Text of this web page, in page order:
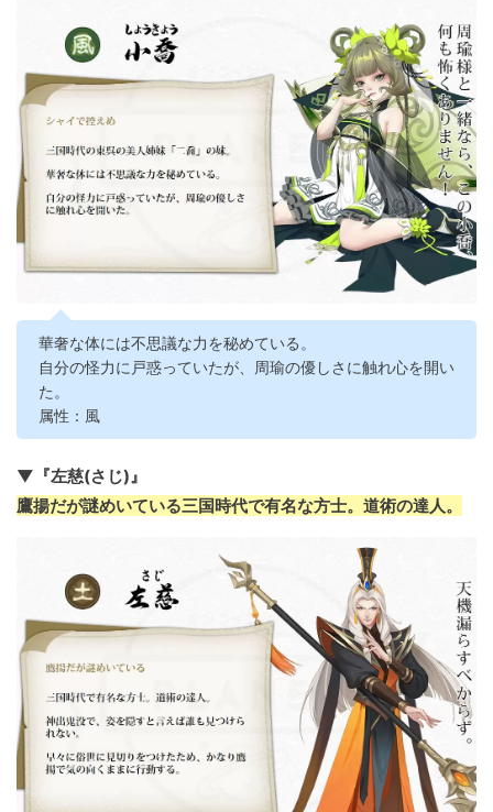
華奢な体には不思議な力を秘めている。
自分の怪力に戸惑っていたが、周瑜の優しさに触れ心を開い
た。
属性：風
▼『左慈(さじ)』
鷹揚だが謎めいている三国時代で有名な方士。道術の達人。